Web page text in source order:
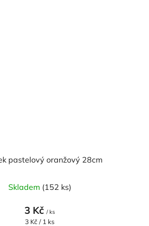
pastelový oranžový 28cm
Skladem (152 ks)
3 Kč / ks
Měrná
3 Kč / 1 ks